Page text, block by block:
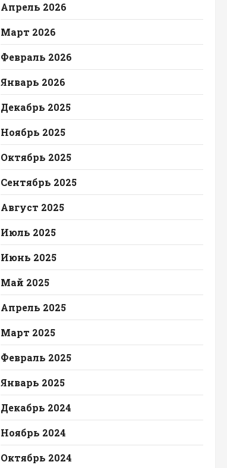
Апрель 2026
Март 2026
Февраль 2026
Январь 2026
Декабрь 2025
Ноябрь 2025
Октябрь 2025
Сентябрь 2025
Август 2025
Июль 2025
Июнь 2025
Май 2025
Апрель 2025
Март 2025
Февраль 2025
Январь 2025
Декабрь 2024
Ноябрь 2024
Октябрь 2024